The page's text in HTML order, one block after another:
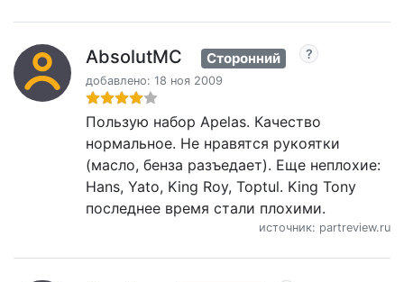
AbsolutMC Сторонний
добавлено: 18 ноя 2009
Пользую набор Apelas. Качество
нормальное. Не нравятся рукоятки
(масло, бенза разъедает). Еще неплохие:
Hans, Yato, King Roy, Toptul. King Tony
последнее время стали плохими.
источник: partreview.ru